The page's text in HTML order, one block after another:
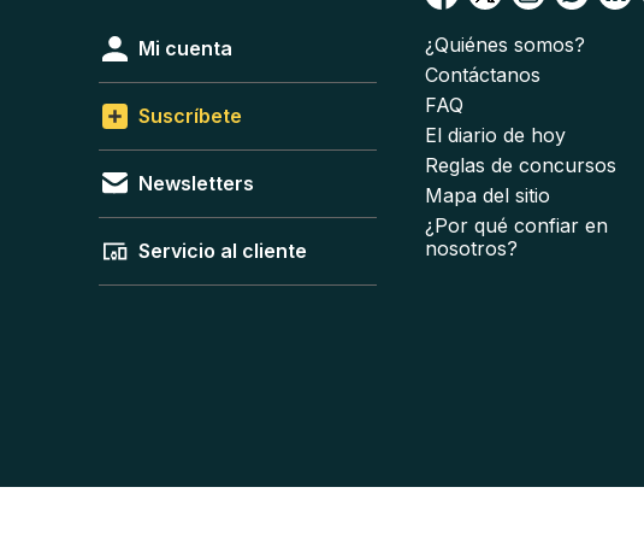
Mi cuenta
Suscríbete
Newsletters
Servicio al cliente
¿Quiénes somos?
Contáctanos
FAQ
El diario de hoy
Reglas de concursos
Mapa del sitio
¿Por qué confiar en
nosotros?